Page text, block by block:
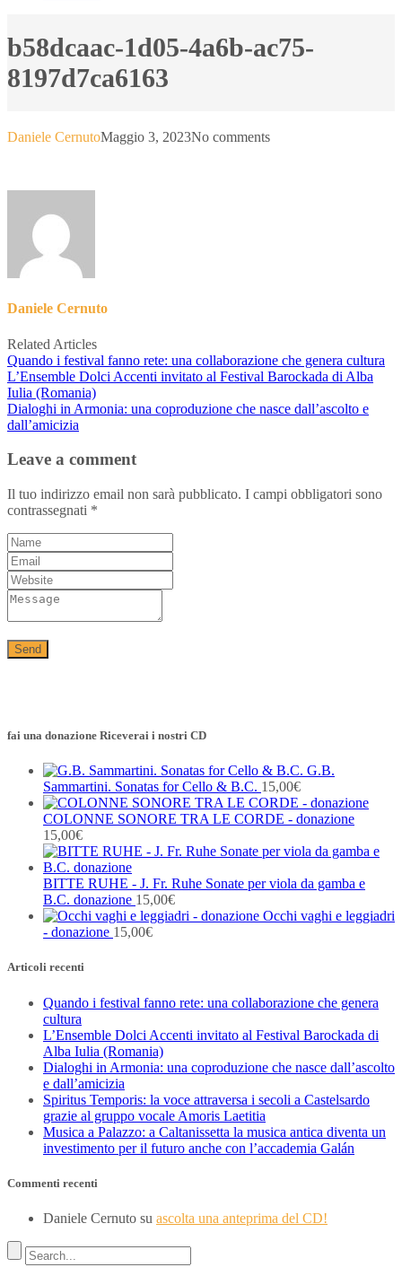
b58dcaac-1d05-4a6b-ac75-
8197d7ca6163
Daniele CernutoMaggio 3, 2023No comments
Daniele Cernuto
Related Articles
Quando i festival fanno rete: una collaborazione che genera cultura
L’Ensemble Dolci Accenti invitato al Festival Barockada di Alba
Iulia (Romania)
Dialoghi in Armonia: una coproduzione che nasce dall’ascolto e
dall’amicizia
Leave a comment
Il tuo indirizzo email non sarà pubblicato. I campi obbligatori sono
contrassegnati *
fai una donazione Riceverai i nostri CD
G.B.
Sammartini. Sonatas for Cello & B.C. 15,00€
COLONNE SONORE TRA LE CORDE - donazione
15,00€
BITTE RUHE - J. Fr. Ruhe Sonate per viola da gamba e
B.C. donazione 15,00€
Occhi vaghi e leggiadri
- donazione 15,00€
Articoli recenti
Quando i festival fanno rete: una collaborazione che genera
cultura
L’Ensemble Dolci Accenti invitato al Festival Barockada di
Alba Iulia (Romania)
Dialoghi in Armonia: una coproduzione che nasce dall’ascolto
e dall’amicizia
Spiritus Temporis: la voce attraversa i secoli a Castelsardo
grazie al gruppo vocale Amoris Laetitia
Musica a Palazzo: a Caltanissetta la musica antica diventa un
investimento per il futuro anche con l’accademia Galán
Commenti recenti
Daniele Cernuto su ascolta una anteprima del CD!